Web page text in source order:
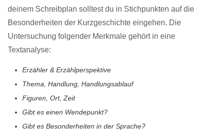
deinem Schreibplan solltest du in Stichpunkten auf die
Besonderheiten der Kurzgeschichte eingehen. Die
Untersuchung folgender Merkmale gehört in eine
Textanalyse:
Erzähler & Erzählperspektive
Thema, Handlung, Handlungsablauf
Figuren, Ort, Zeit
Gibt es einen Wendepunkt?
Gibt es Besonderheiten in der Sprache?